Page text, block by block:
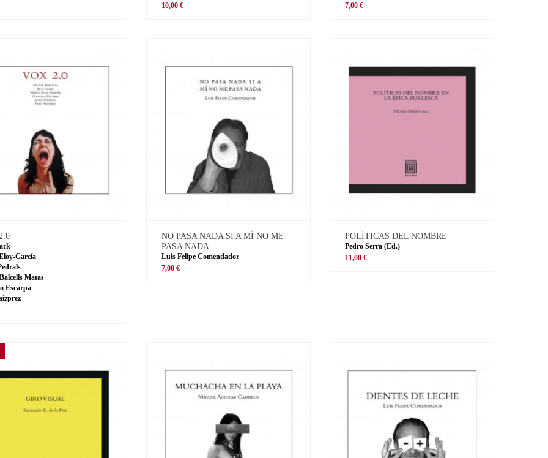
10,00 €
7,00 €
García
Matas
Escarpa
NO PASA NADA SI A MÍ NO ME
PASA NADA
Luis Felipe Comendador
7,00 €
POLÍTICAS DEL NOMBRE
Pedro Serra (Ed.)
11,00 €